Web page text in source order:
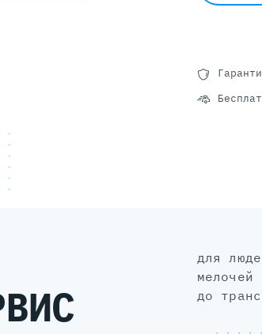
для людей, а не для галочки: без
мелочей
до